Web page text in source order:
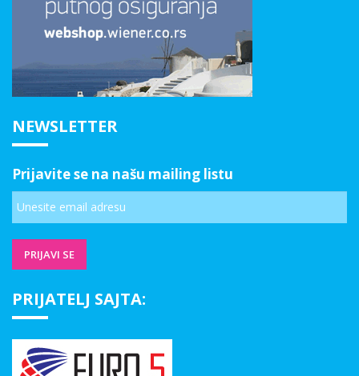
NEWSLETTER
Prijavite se na našu mailing listu
PRIJATELJ SAJTA: